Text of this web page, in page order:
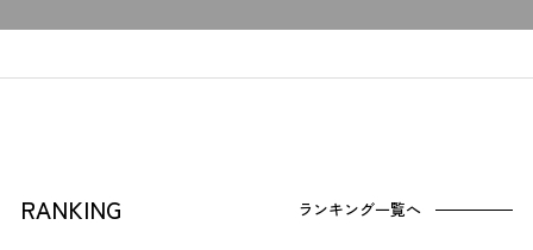
RANKING ランキング一覧へ